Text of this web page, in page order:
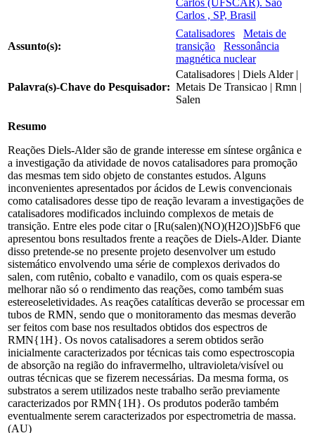
Carlos , SP, Brasil
Assunto(s):
Catalisadores
Metais de
transição
Ressonância
magnética nuclear
Palavra(s)-Chave do Pesquisador:
Catalisadores | Diels Alder |
Metais De Transicao | Rmn |
Salen
Resumo
Reações Diels-Alder são de grande interesse em síntese orgânica e
a investigação da atividade de novos catalisadores para promoção
das mesmas tem sido objeto de constantes estudos. Alguns
inconvenientes apresentados por ácidos de Lewis convencionais
como catalisadores desse tipo de reação levaram a investigações de
catalisadores modificados incluindo complexos de metais de
transição. Entre eles pode citar o [Ru(salen)(NO)(H2O)]SbF6 que
apresentou bons resultados frente a reações de Diels-Alder. Diante
disso pretende-se no presente projeto desenvolver um estudo
sistemático envolvendo uma série de complexos derivados do
salen, com rutênio, cobalto e vanadilo, com os quais espera-se
melhorar não só o rendimento das reações, como também suas
estereoseletividades. As reações catalíticas deverão se processar em
tubos de RMN, sendo que o monitoramento das mesmas deverão
ser feitos com base nos resultados obtidos dos espectros de
RMN{1H}. Os novos catalisadores a serem obtidos serão
inicialmente caracterizados por técnicas tais como espectroscopia
de absorção na região do infravermelho, ultravioleta/visível ou
outras técnicas que se fizerem necessárias. Da mesma forma, os
substratos a serem utilizados neste trabalho serão previamente
caracterizados por RMN{1H}. Os produtos poderão também
eventualmente serem caracterizados por espectrometria de massa.
(AU)